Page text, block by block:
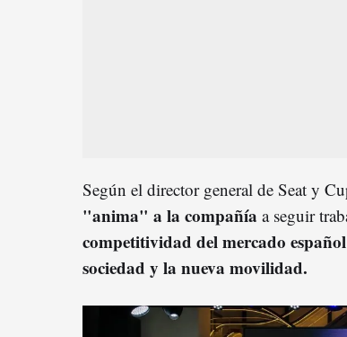
Según el director general de Seat y
"anima" a la compañía a seguir
competitividad del mercado español
sociedad y la nueva movilidad.